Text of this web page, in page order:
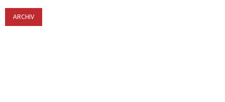
ARCHIV